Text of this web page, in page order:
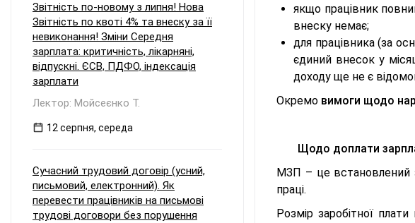
якщо працівник
внеску немає;
для працівника (за
єдиний внесок у
доходу ще не є
Окремо вимоги щодо
Щодо доплати
МЗП – це встановлений
праці.
Розмір заробітної
Звітність по-новому з липня! Нова
Звітність по квоті 4% та внеску за її
невиконання! Зміни Середня
зарплата: критичність, лікарняні,
відпускні. ЄСВ, ПДФО, індексація
зарплати
Лектор: Мойсеєнко Т.
12 серпня, середа
Сучасний трудовий договір (усний,
письмовий, електронний). Як
перевести працівників на письмові
трудові договори без порушення